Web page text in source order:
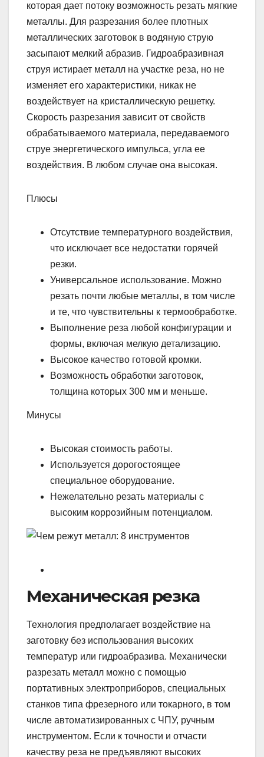
которая дает потоку возможность резать мягкие
металлы. Для разрезания более плотных
металлических заготовок в водяную струю
засыпают мелкий абразив. Гидроабразивная
струя истирает металл на участке реза, но не
изменяет его характеристики, никак не
воздействует на кристаллическую решетку.
Скорость разрезания зависит от свойств
обрабатываемого материала, передаваемого
струе энергетического импульса, угла ее
воздействия. В любом случае она высокая.
Плюсы
Отсутствие температурного воздействия,
что исключает все недостатки горячей
резки.
Универсальное использование. Можно
резать почти любые металлы, в том числе
и те, что чувствительны к термообработке.
Выполнение реза любой конфигурации и
формы, включая мелкую детализацию.
Высокое качество готовой кромки.
Возможность обработки заготовок,
толщина которых 300 мм и меньше.
Минусы
Высокая стоимость работы.
Используется дорогостоящее
специальное оборудование.
Нежелательно резать материалы с
высоким коррозийным потенциалом.
Механическая резка
Технология предполагает воздействие на
заготовку без использования высоких
температур или гидроабразива. Механически
разрезать металл можно с помощью
портативных электроприборов, специальных
станков типа фрезерного или токарного, в том
числе автоматизированных с ЧПУ, ручным
инструментом. Если к точности и отчасти
качеству реза не предъявляют высоких